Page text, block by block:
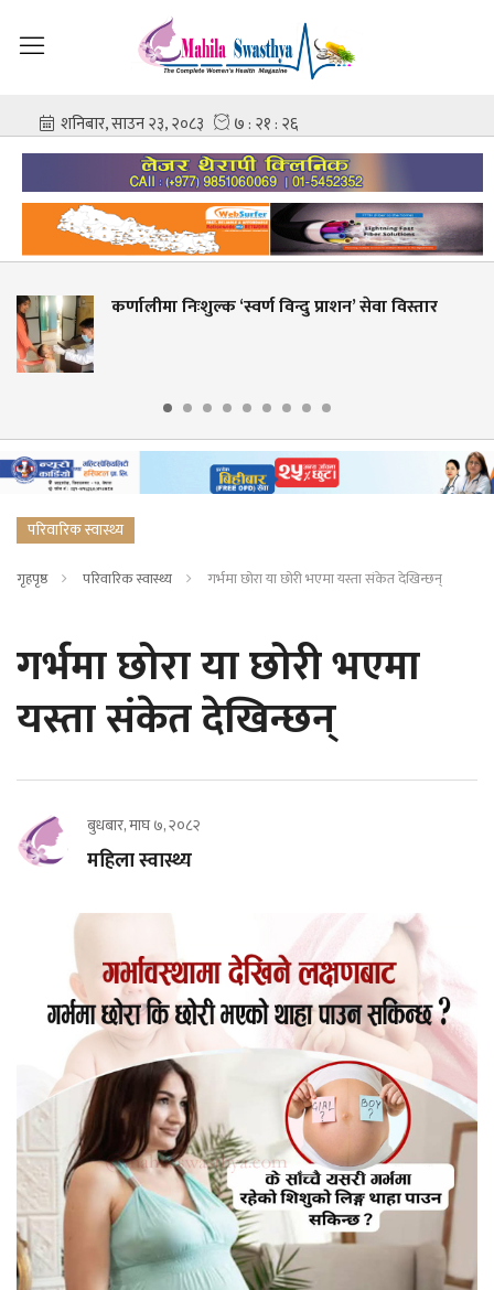
विन्दु प्राशन’ सेवा विस्तार
शहीद गंगालाल
परिवारिक स्वास्थ्य
गृहपृष्ठ परिवारिक स्वास्थ्य गर्भमा छोरा या छोरी भएमा यस्ता संकेत देखिन्छन्
गर्भमा छोरा या छोरी भएमा
यस्ता संकेत देखिन्छन्
बुधबार, माघ ७, २०८२
महिला स्वास्थ्य